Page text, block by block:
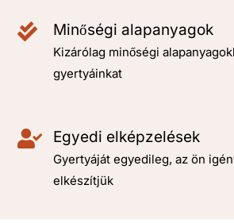
Minőségi alapanyagok
Kizárólag minőségi
gyertyáinkat
Egyedi elképzelések
Gyertyáját egyedileg, az ön
elkészítjük